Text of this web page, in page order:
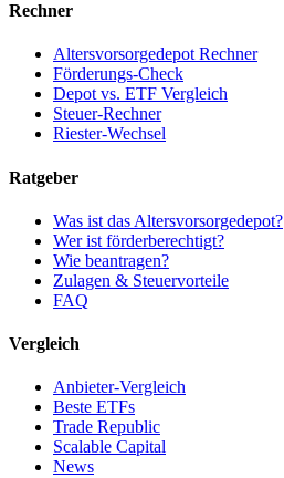
Rechner
Altersvorsorgedepot Rechner
Förderungs-Check
Depot vs. ETF Vergleich
Steuer-Rechner
Riester-Wechsel
Ratgeber
Was ist das Altersvorsorgedepot?
Wer ist förderberechtigt?
Wie beantragen?
Zulagen & Steuervorteile
FAQ
Vergleich
Anbieter-Vergleich
Beste ETFs
Trade Republic
Scalable Capital
News